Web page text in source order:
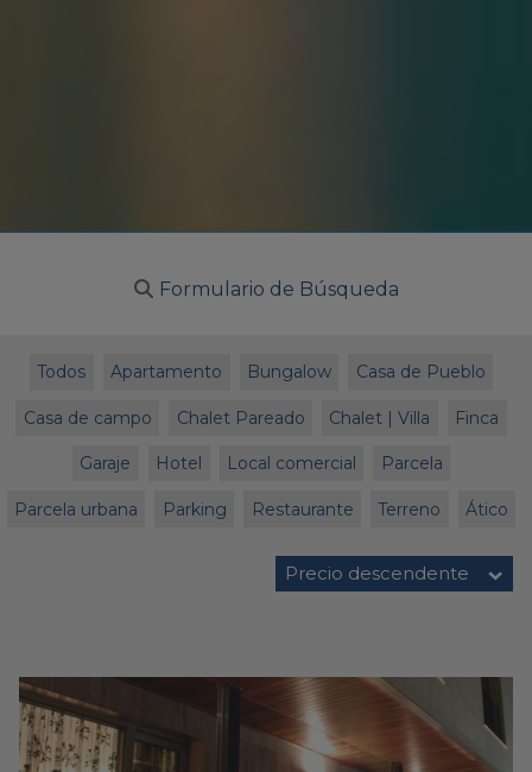
Formulario de Búsqueda
Todos Apartamento Bungalow Casa de Pueblo
Casa de campo Chalet Pareado Chalet | Villa Finca
Garaje Hotel Local comercial Parcela
Parcela urbana Parking Restaurante Terreno Ático
Precio descendente